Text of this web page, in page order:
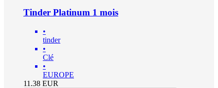
Tinder Platinum 1 mois
•
tinder
•
Clé
•
EUROPE
11.38 EUR